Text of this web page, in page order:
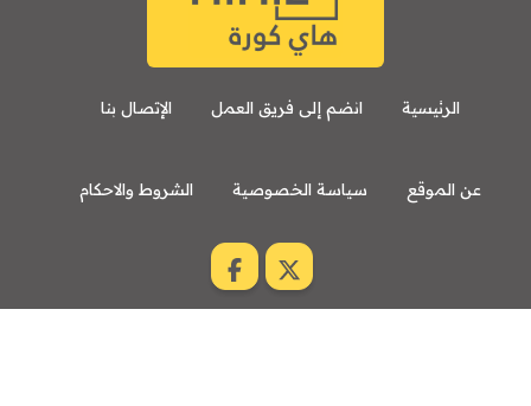
الرئيسية انضم إلى فريق العمل الإتصال بنا
عن الموقع سياسة الخصوصية الشروط والاحكام